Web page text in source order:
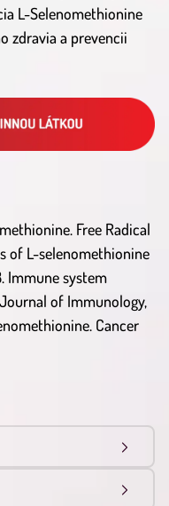
L-Selenomethionine
zdravia a prevencii
Free Radical
of L-selenomethionine
Immune system
of Immunology,
Cancer